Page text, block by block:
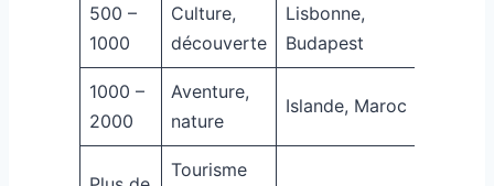
500 –
1000
Culture,
découverte
Lisbonne,
Budapest
1000 –
2000
Aventure,
nature
Islande, Maroc
Tourisme